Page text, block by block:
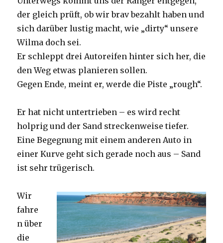
der gleich prüft, ob wir brav bezahlt haben und
sich darüber lustig macht, wie „dirty“ unsere
Wilma doch sei.
Er schleppt drei Autoreifen hinter sich her, die
den Weg etwas planieren sollen.
Gegen Ende, meint er, werde die Piste „rough“.
Er hat nicht untertrieben – es wird recht
holprig und der Sand streckenweise tiefer.
Eine Begegnung mit einem anderen Auto in
einer Kurve geht sich gerade noch aus – Sand
ist sehr trügerisch.
Wir
fahre
n über
die